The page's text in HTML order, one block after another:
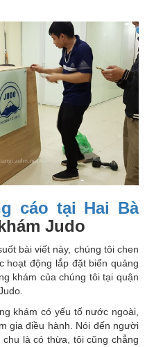
cáo tại Hai Bà
Judo
bài viết này, chúng tôi chen
hoạt động lắp đặt biển quảng
khám của chúng tôi tại quận
khám có yếu tố nước ngoài,
gia điều hành. Nói đến người
là có thừa, tôi cũng chẳng